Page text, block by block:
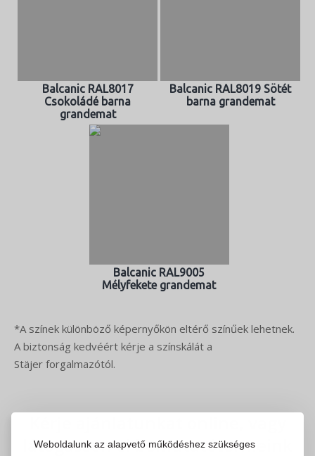
Weboldalunk az alapvető működéshez szükséges
Balcanic RAL8017
Csokoládé barna
grandemat
Balcanic RAL8019 Sötét
barna grandemat
Balcanic RAL9005
Mélyfekete grandemat
*A színek különböző képernyőkön eltérő színűek lehetnek.
A biztonság kedvéért kérje a színskálát a
Stäjer forgalmazótól.
látogasson el bemutatótermeink